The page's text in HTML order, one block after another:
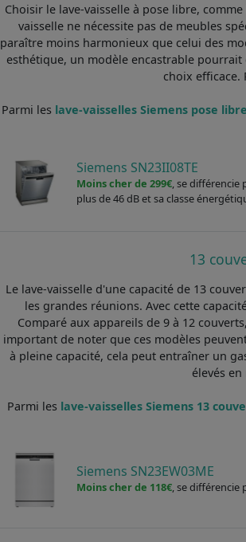
Choisir le lave-vaisselle à pose libre,
vaisselle ne nécessite pas de meubles
paraître moins harmonieux que celui des
esthétique, un modèle encastrable pourrait
choix efficace.
Parmi les lave-vaisselles Siemens pose
Siemens SN23II08TE
Moins cher de 299€, se différencie
plus de 46 dB et sa classe
13
Le lave-vaisselle d'une capacité de 13
les grandes réunions. Avec cette
Comparé aux appareils de 9 à 12
important de noter que ces modèles
à pleine capacité, cela peut entraîner un
élevés
Parmi les lave-vaisselles Siemens 13
Siemens SN23EW03ME
Moins cher de 118€, se différencie